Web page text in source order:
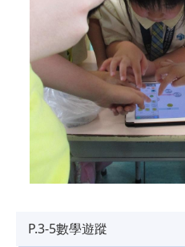
P.3-5數學遊蹤